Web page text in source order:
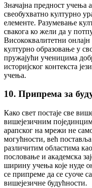
Значајна предност учења
свеобухватно културно
елементе. Разумевање
свакога ко жели да у
Висококвалитетни
културно образовање у
пружајући ученицима
историјског контекста
учења.
10. Припрема за
Како свет постаје све
вишејезичним
арапског на мрежи не
могућности, већ поставља
различитим областима
пословање и академска
ширину учења које нуде
се припреме да се суоче
вишејезичне будућности.